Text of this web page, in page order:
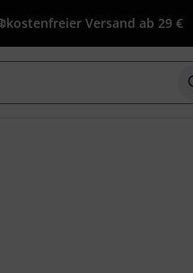
kostenfreier Versand ab 29 €